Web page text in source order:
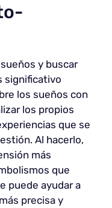
y buscar
significativo
los sueños con
los propios
que se
Al hacerlo,
más
que
puede ayudar a
precisa y